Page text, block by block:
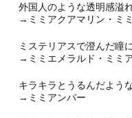
外国人のような透明感溢
→ミミアクアマリン・ミ
ミステリアスで澄んだ瞳に
→ミミエメラルド・ミミ
キラキラとうるんだよう
→ミミアンバー